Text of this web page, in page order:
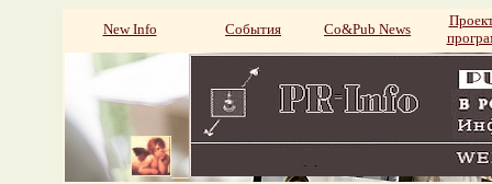
New Info События Со&Pub News